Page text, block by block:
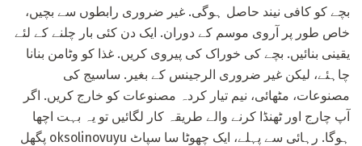
بچے کو کافی نیند حاصل ہوگی. غیر ضروری رابطوں سے بچیں،
خاص طور پر آروی موسم کے دوران. ایک دن کئی بار چلنے کے لئے
یقینی بنائیں. بچے کی خوراک کی پیروی کریں. غذا کو وٹامن بنانا
چاہئے، لیکن غیر ضروری الرجینس کے بغیر. ساسیج کی
مصنوعات، مٹھائی، نیم تیار کردہ مصنوعات کو خارج کریں. اگر
آپ چارج اور ٹھنڈا کرنے والے طریقہ کار لگائیں تو یہ بہت اچھا
ہوگا. رہائی سے پہلے، ایک چھوٹا سا سپاٹ oksolinovuyu پگھل